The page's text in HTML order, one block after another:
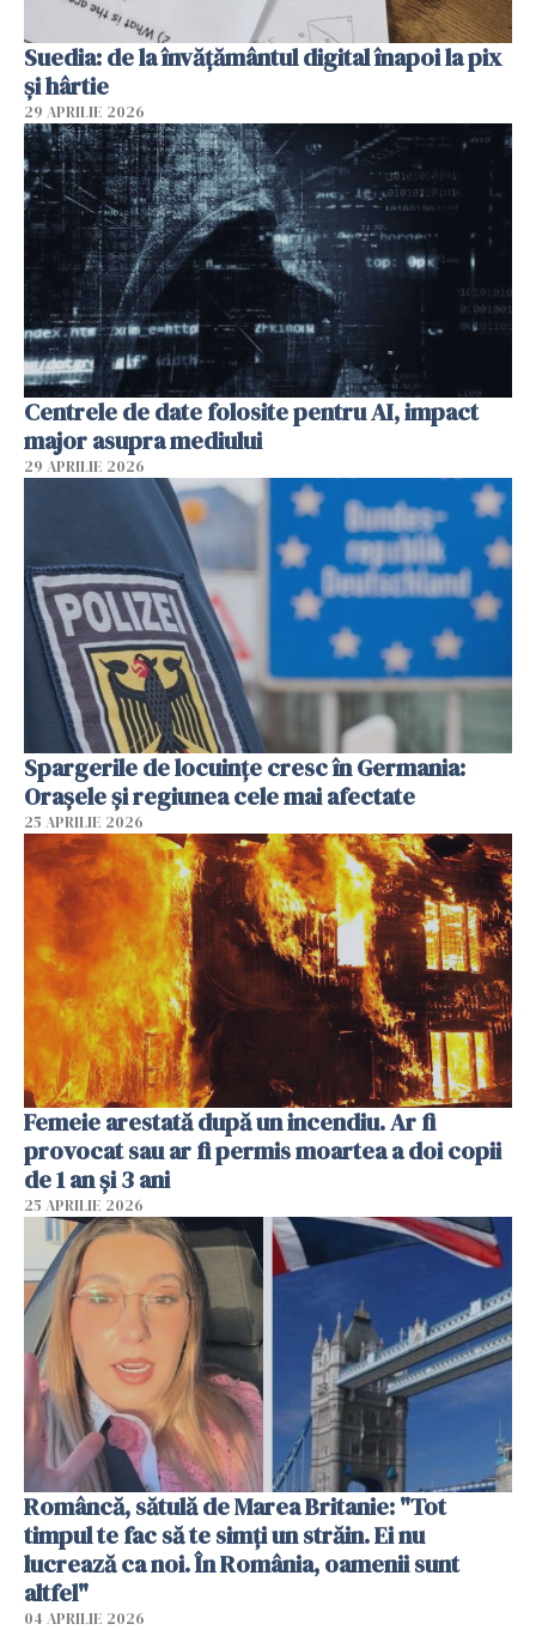
Suedia: de la învățământul digital înapoi la pix
și hârtie
29 APRILIE 2026
Centrele de date folosite pentru AI, impact
major asupra mediului
29 APRILIE 2026
Spargerile de locuințe cresc în Germania:
Orașele și regiunea cele mai afectate
25 APRILIE 2026
Femeie arestată după un incendiu. Ar fi
provocat sau ar fi permis moartea a doi copii
de 1 an și 3 ani
25 APRILIE 2026
Româncă, sătulă de Marea Britanie: "Tot
timpul te fac să te simți un străin. Ei nu
lucrează ca noi. În România, oamenii sunt
altfel"
04 APRILIE 2026